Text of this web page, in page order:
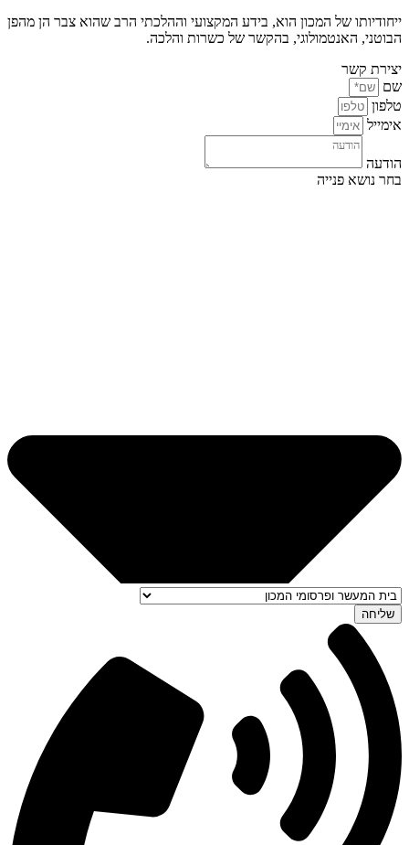
ייחודיותו של המכון הוא, בידע המקצועי וההלכתי הרב שהוא צבר הן מהפן
הבוטני, האנטמולוגי, בהקשר של כשרות והלכה.
יצירת קשר
שם
טלפון
אימייל
הודעה
בחר נושא פנייה
שליחה